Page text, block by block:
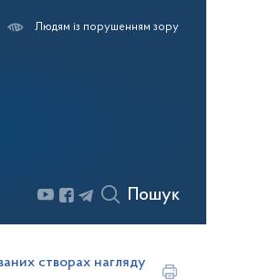
Людям із порушенням зору
Пошук
створах нагляду